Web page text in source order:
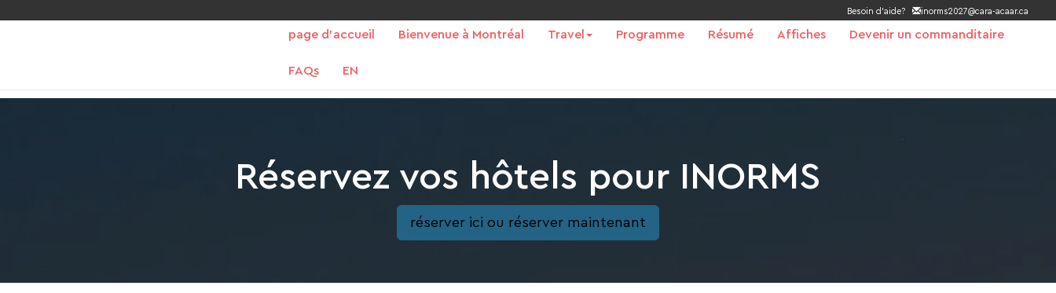
Besoin d’aide? inorms2027@cara-acaar.ca
page d'accueil Bienvenue à Montréal Travel Programme Résumé Affiches Devenir un commanditaire
FAQs EN
Réservez vos hôtels pour INORMS
réserver ici ou réserver maintenant